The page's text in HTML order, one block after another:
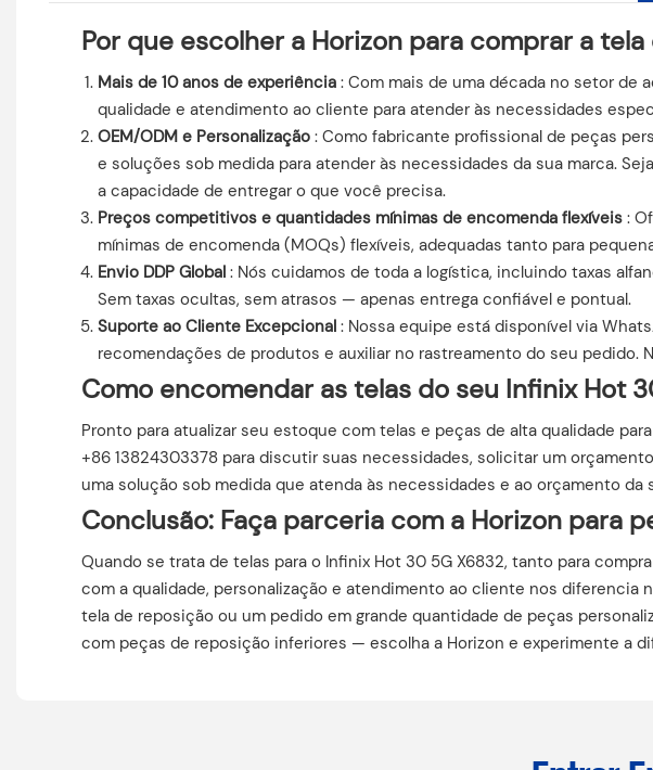
Por que escolher a Horizon para comprar a
Mais de 10 anos de experiência : Com mais de uma década no setor de
qualidade e atendimento ao cliente para atender às necessidades
OEM/ODM e Personalização : Como fabricante profissional de peças
e soluções sob medida para atender às necessidades da sua marca.
a capacidade de entregar o que você precisa.
Preços competitivos e quantidades mínimas de encomenda flexíveis :
mínimas de encomenda (MOQs) flexíveis, adequadas tanto para
Envio DDP Global : Nós cuidamos de toda a logística, incluindo taxas
Sem taxas ocultas, sem atrasos — apenas entrega confiável e pontual.
Suporte ao Cliente Excepcional : Nossa equipe está disponível via
recomendações de produtos e auxiliar no rastreamento do seu pedido.
Como encomendar as telas do seu Infinix Hot
Pronto para atualizar seu estoque com telas e peças de alta qualidade
+86 13824303378 para discutir suas necessidades, solicitar um
uma solução sob medida que atenda às necessidades e ao orçamento da
Conclusão: Faça parceria com a Horizon para
Quando se trata de telas para o Infinix Hot 30 5G X6832, tanto para
com a qualidade, personalização e atendimento ao cliente nos diferencia
tela de reposição ou um pedido em grande quantidade de peças
com peças de reposição inferiores — escolha a Horizon e experimente a